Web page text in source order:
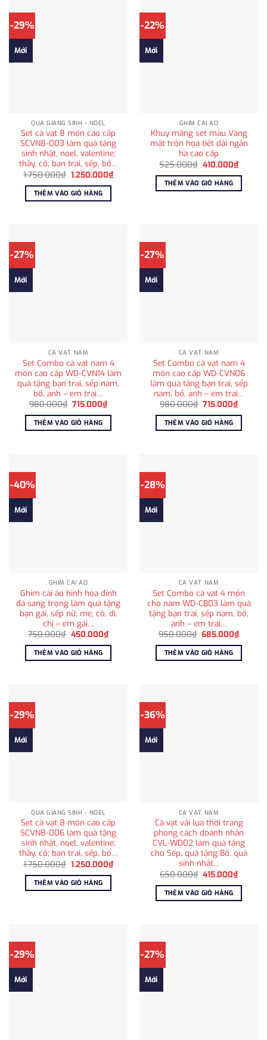
-29%
Mới
QUÀ GIÁNG SINH - NOEL
Set cà vạt 8 món cao cấp
SCVN8-003 làm quà tặng
sinh nhật, noel, valentine;
thầy, cô; bạn trai, sếp, bố…
1.750.000₫ Giá
là:
1.750.000₫.
1.250.000₫Giá
hiện
THÊM VÀO GIỎ HÀNG
-22%
Mới
GHIM CÀI ÁO
Khuy măng set màu Vàng
mặt tròn họa tiết dải ngân
hà cao cấp
525.000₫ Giá
là:
525.000₫.
410.000₫Giá
hiện
tại
THÊM VÀO GIỎ HÀNG
-27%
Mới
CÀ VẠT NAM
Set Combo cà vạt nam 4
món cao cấp WD-CVN14 làm
quà tặng bạn trai, sếp nam,
bố, anh – em trai…
980.000₫ Giá
là:
980.000₫.
715.000₫Giá
tại
THÊM VÀO GIỎ HÀNG
-27%
Mới
CÀ VẠT NAM
Set Combo cà vạt nam 4
món cao cấp WD-CVN06
làm quà tặng bạn trai, sếp
nam, bố, anh – em trai…
980.000₫ Giá
là:
980.000₫.
715.000₫Giá
tại
THÊM VÀO GIỎ HÀNG
-40%
Mới
GHIM CÀI ÁO
Ghim cài áo hình hoa đính
đá sang trọng làm quà tặng
bạn gái, sếp nữ, mẹ, cô, dì,
chị – em gái…
750.000₫ Giá
là:
750.000₫.
450.000₫Giá
hiện
tại
450.000₫.
THÊM VÀO GIỎ HÀNG
-28%
Mới
CÀ VẠT NAM
Set Combo cà vạt 4 món
cho nam WD-CB03 làm quà
tặng bạn trai, sếp nam, bố,
anh – em trai…
950.000₫ Giá
là:
950.000₫.
685.000₫Giá
hiện
tại
THÊM VÀO GIỎ HÀNG
-29%
Mới
QUÀ GIÁNG SINH - NOEL
Set cà vạt 8 món cao cấp
SCVN8-006 làm quà tặng
sinh nhật, noel, valentine;
thầy, cô; bạn trai, sếp, bố…
1.750.000₫ Giá
là:
1.750.000₫.
1.250.000₫Giá
hiện
THÊM VÀO GIỎ HÀNG
-36%
Mới
CÀ VẠT NAM
Cà vạt vải lụa thời trang
phong cách doanh nhân
CVL-WD02 làm quà tặng
cho Sếp, quà tặng Bố, quà
sinh nhật,..
650.000₫ Giá
là:
650.000₫.
415.000₫Giá
hiện
tại
THÊM VÀO GIỎ HÀNG
-29%
Mới
-27%
Mới